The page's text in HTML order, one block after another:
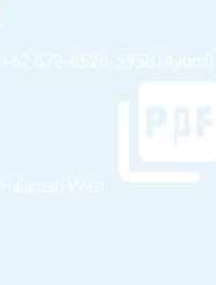
+62 878-8528-5958 (Ayumi)
Halaman Web